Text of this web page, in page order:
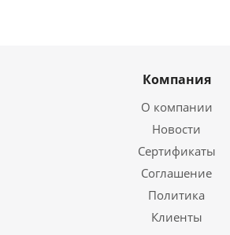
Компания
О компании
Новости
Сертификаты
Соглашение
Политика
Клиенты